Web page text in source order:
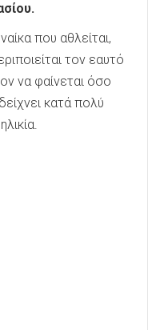
που αθλείται,
τον εαυτό
να φαίνεται όσο
κατά πολύ